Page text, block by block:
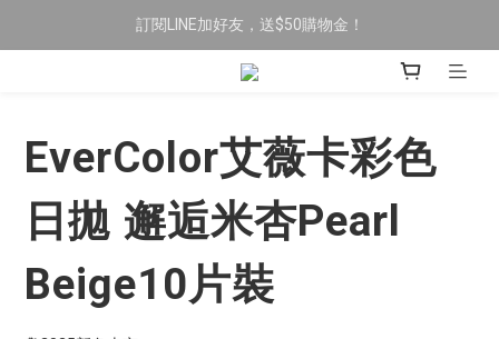
限時全館滿$699免運
訂閱LINE加好友，送$50購物金！
限時全館滿$699免運
EverColor艾薇卡彩色
日拋 邂逅米杏Pearl
Beige10片裝